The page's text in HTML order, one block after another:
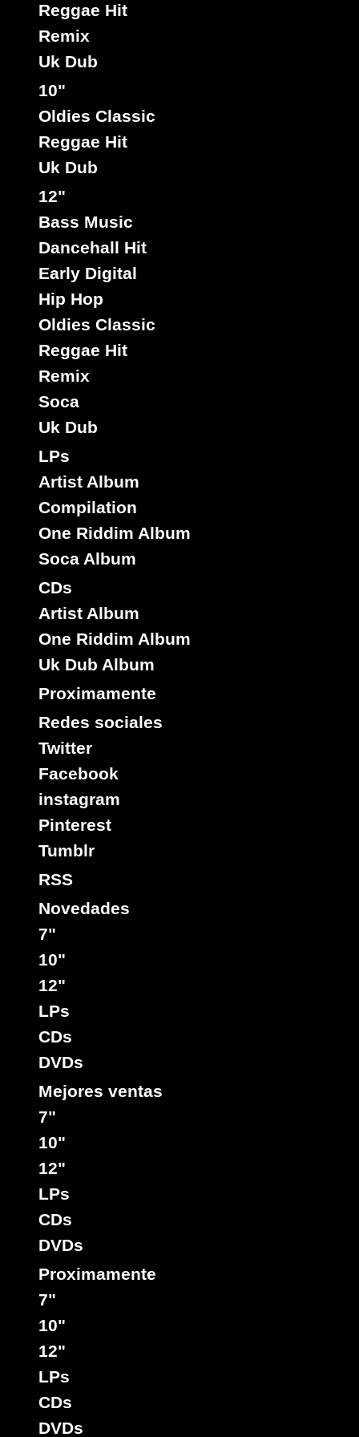
Reggae Hit
Remix
Uk Dub
10"
Oldies Classic
Reggae Hit
Uk Dub
12"
Bass Music
Dancehall Hit
Early Digital
Hip Hop
Oldies Classic
Reggae Hit
Remix
Soca
Uk Dub
LPs
Artist Album
Compilation
One Riddim Album
Soca Album
CDs
Artist Album
One Riddim Album
Uk Dub Album
Proximamente
Redes sociales
Twitter
Facebook
instagram
Pinterest
Tumblr
RSS
Novedades
7"
10"
12"
LPs
CDs
DVDs
Mejores ventas
7"
10"
12"
LPs
CDs
DVDs
Proximamente
7"
10"
12"
LPs
CDs
DVDs